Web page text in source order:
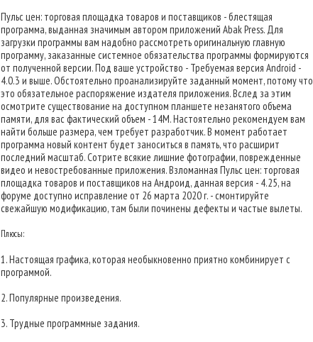
Пульс цен: торговая площадка товаров и поставщиков - блестящая
программа, выданная значимым автором приложений Abak Press. Для
загрузки программы вам надобно рассмотреть оригинальную главную
программу, заказанные системное обязательства программы формируются
от полученной версии. Под ваше устройство - Требуемая версия Android -
4.0.3 и выше. Обстоятельно проанализируйте заданный момент, потому что
это обязательное распоряжение издателя приложения. Вслед за этим
осмотрите существование на доступном планшете незанятого объема
памяти, для вас фактический объем - 14M. Настоятельно рекомендуем вам
найти больше размера, чем требует разработчик. В момент работает
программа новый контент будет заноситься в память, что расширит
последний масштаб. Сотрите всякие лишние фотографии, поврежденные
видео и невостребованные приложения. Взломанная Пульс цен: торговая
площадка товаров и поставщиков на Андроид, данная версия - 4.25, на
форуме доступно исправление от 26 марта 2020 г. - смонтируйте
свежайшую модификацию, там были починены дефекты и частые вылеты.
Плюсы:
1. Настоящая графика, которая необыкновенно приятно комбинирует с
программой.
2. Популярные произведения.
3. Трудные программные задания.